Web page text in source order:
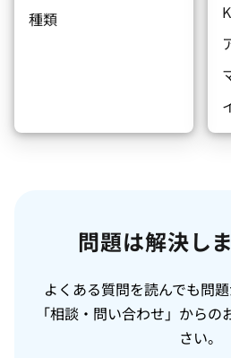
種類
問題は解決し
よくある質問を読んでも問
「相談・問い合わせ」から
さい。